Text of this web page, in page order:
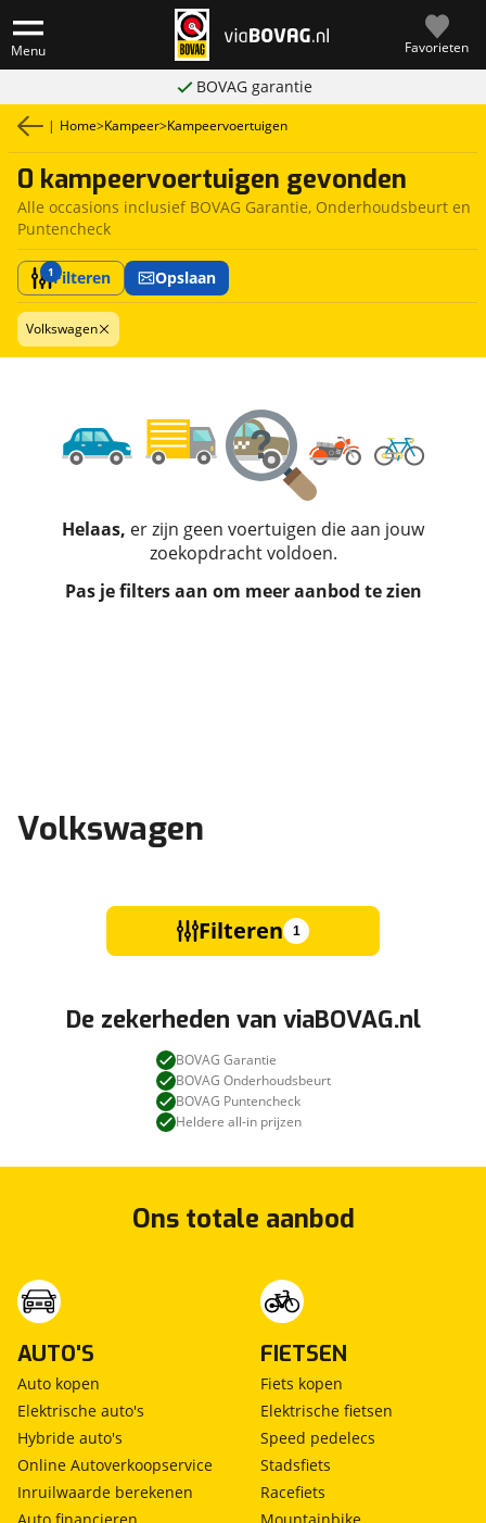
Menu Favorieten
BOVAG garantie
| Home>Kampeer>Kampeervoertuigen
0 kampeervoertuigen gevonden
Alle occasions inclusief BOVAG Garantie, Onderhoudsbeurt en
Puntencheck
1Filteren Opslaan
Volkswagen
Helaas, er zijn geen voertuigen die aan jouw
zoekopdracht voldoen.
Pas je filters aan om meer aanbod te zien
Volkswagen
Filteren 1
De zekerheden van viaBOVAG.nl
BOVAG Garantie
BOVAG Onderhoudsbeurt
BOVAG Puntencheck
Heldere all-in prijzen
Ons totale aanbod
AUTO'S
Auto kopen
Elektrische auto's
Hybride auto's
Online Autoverkoopservice
Inruilwaarde berekenen
FIETSEN
Fiets kopen
Elektrische fietsen
Speed pedelecs
Stadsfiets
Racefiets